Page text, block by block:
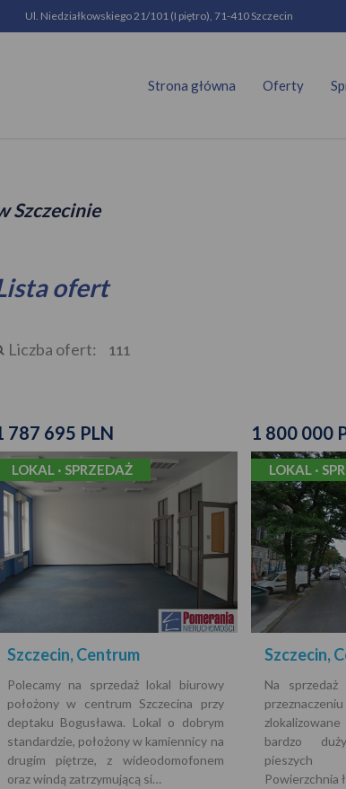
Ul. Niedziałkowskiego 21/101 (I piętro), 71-410 Szczecin
Strona główna Oferty
Szczecinie
ofert
Liczba ofert: 111
787 695 PLN
LOKAL · SPRZEDAŻ
Szczecin, Centrum
Polecamy na sprzedaż lokal biurowy
położony w centrum Szczecina przy
deptaku Bogusława. Lokal o dobrym
standardzie, położony w kamiennicy na
drugim piętrze, z wideodomofonem
oraz windą zatrzymującą si…
1 800 000
LOKAL ·
Szczecin,
Na
bardzo
pieszych
Powierzchnia